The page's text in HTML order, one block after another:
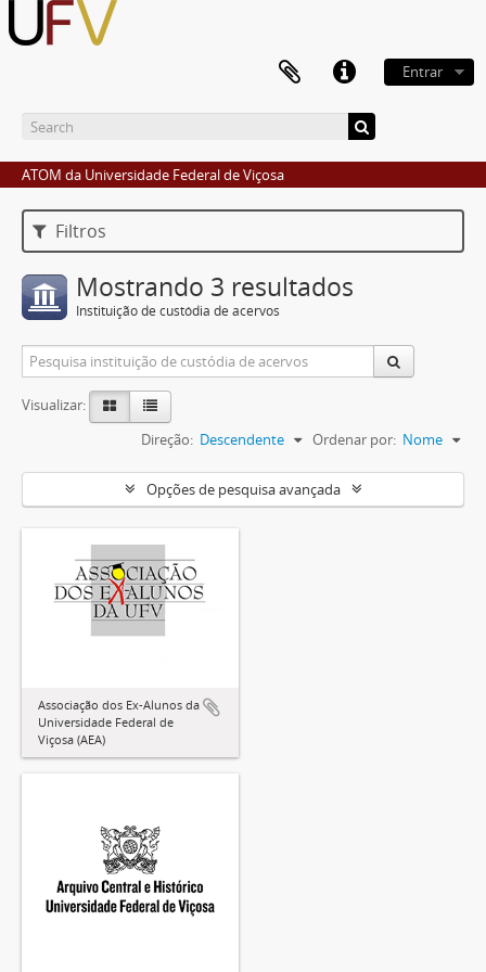
Entrar
ATOM da Universidade Federal de Viçosa
Filtros
Mostrando 3 resultados
Instituição de custódia de acervos
Visualizar:
Ordenar por: Nome
Direção: Descendente
Opções de pesquisa avançada
Associação dos Ex-Alunos da
Universidade Federal de
Viçosa (AEA)